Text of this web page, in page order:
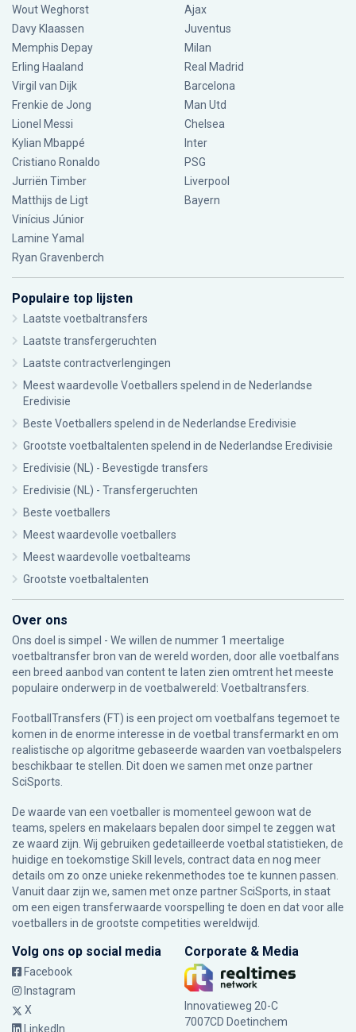
Wout Weghorst
Davy Klaassen
Memphis Depay
Erling Haaland
Virgil van Dijk
Frenkie de Jong
Lionel Messi
Kylian Mbappé
Cristiano Ronaldo
Jurriën Timber
Matthijs de Ligt
Vinícius Júnior
Lamine Yamal
Ryan Gravenberch
Ajax
Juventus
Milan
Real Madrid
Barcelona
Man Utd
Chelsea
Inter
PSG
Liverpool
Bayern
Populaire top lijsten
Laatste voetbaltransfers
Laatste transfergeruchten
Laatste contractverlengingen
Meest waardevolle Voetballers spelend in de Nederlandse
Eredivisie
Beste Voetballers spelend in de Nederlandse Eredivisie
Grootste voetbaltalenten spelend in de Nederlandse Eredivisie
Eredivisie (NL) - Bevestigde transfers
Eredivisie (NL) - Transfergeruchten
Beste voetballers
Meest waardevolle voetballers
Meest waardevolle voetbalteams
Grootste voetbaltalenten
Over ons
Ons doel is simpel - We willen de nummer 1 meertalige
voetbaltransfer bron van de wereld worden, door alle voetbalfans
een breed aanbod van content te laten zien omtrent het meeste
populaire onderwerp in de voetbalwereld: Voetbaltransfers.
FootballTransfers (FT) is een project om voetbalfans tegemoet te
komen in de enorme interesse in de voetbal transfermarkt en om
realistische op algoritme gebaseerde waarden van voetbalspelers
beschikbaar te stellen. Dit doen we samen met onze partner
SciSports
De waarde van een voetballer is momenteel gewoon wat de
teams, spelers en makelaars bepalen door simpel te zeggen wat
ze waard zijn. Wij gebruiken gedetailleerde voetbal statistieken, de
huidige en toekomstige Skill levels, contract data en nog meer
details om zo onze unieke rekenmethodes toe te kunnen passen.
Vanuit daar zijn we, samen met onze partner SciSports, in staat
om een eigen transferwaarde voorspelling te doen en dat voor alle
voetballers in de grootste competities wereldwijd.
Volg ons op social media
Facebook
Instagram
X
LinkedIn
Corporate & Media
Innovatieweg 20-C
7007CD Doetinchem